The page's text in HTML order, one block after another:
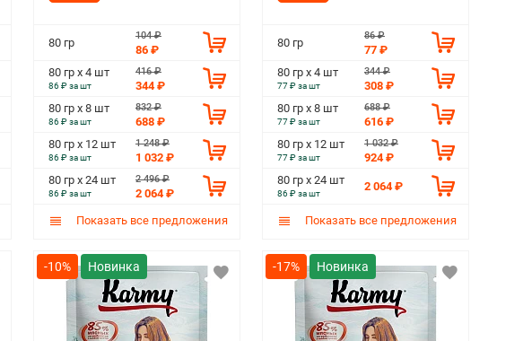
80 гр
104 ₽
86 ₽
80 гр х 4 шт
86 ₽ за шт
416 ₽
344 ₽
80 гр х 8 шт
86 ₽ за шт
832 ₽
688 ₽
80 гр х 12 шт
86 ₽ за шт
1 248 ₽
1 032 ₽
80 гр х 24 шт
86 ₽ за шт
2 496 ₽
2 064 ₽
Показать все предложения
80 гр
86 ₽
77 ₽
80 гр х 4 шт
77 ₽ за шт
344 ₽
308 ₽
80 гр х 8 шт
77 ₽ за шт
688 ₽
616 ₽
80 гр х 12 шт
77 ₽ за шт
1 032 ₽
924 ₽
80 гр х 24 шт
86 ₽ за шт
2 064 ₽
Показать все предложения
-10% -17%